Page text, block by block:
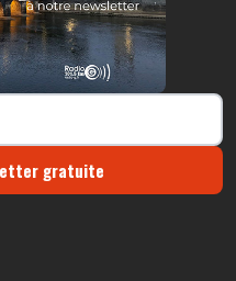
gratuite